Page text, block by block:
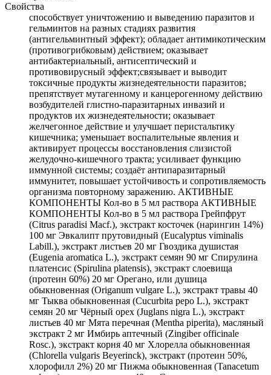
Свойства
способствует уничтожению и выведению паразитов и
гельминтов на разных стадиях развития
(антигельминтный эффект); обладает антимикотическим
(противогрибковым) действием; оказывает
антибактериальный, антисептический и
противовирусный эффект;связывает и выводит
токсичные продукты жизнедеятельности паразитов;
препятствует мутагенному и канцерогенному действию
возбудителей глистно-паразитарных инвазий и
продуктов их жизнедеятельности; оказывает
желчегонное действие и улучшает перистальтику
кишечника; уменьшает воспалительные явления и
активирует процессы восстановления слизистой
желудочно-кишечного тракта; усиливает функцию
иммунной системы; создаёт антипаразитарный
иммунитет, повышает устойчивость и сопротивляемость
организма повторному заражению. АКТИВНЫЕ
КОМПОНЕНТЫ Кол-во в 5 мл раствора АКТИВНЫЕ
КОМПОНЕНТЫ Кол-во в 5 мл раствора Грейпфрут
(Citrus paradisi Macf.), экстракт косточек (нарингин 14%)
100 мг Эвкалипт прутовидный (Eucalyptus viminalis
Labill.), экстракт листьев 20 мг Гвоздика душистая
(Eugenia aromatica L.), экстракт семян 90 мг Спирулина
платенсис (Spirulina platensis), экстракт слоевища
(протеин 60%) 20 мг Орегано, или душица
обыкновенная (Origanum vulgare L.), экстракт травы 40
мг Тыква обыкновенная (Cucurbita pepo L.), экстракт
семян 20 мг Чёрный орех (Juglans nigra L.), экстракт
листьев 40 мг Мята перечная (Mentha piperita), масляный
экстракт 2 мг Имбирь аптечный (Zingiber officinale
Rosc.), экстракт корня 40 мг Хлорелла обыкновенная
(Chlorella vulgaris Beyerinck), экстракт (протеин 50%,
хлорофилл 2%) 20 мг Пижма обыкновенная (Tanacetum